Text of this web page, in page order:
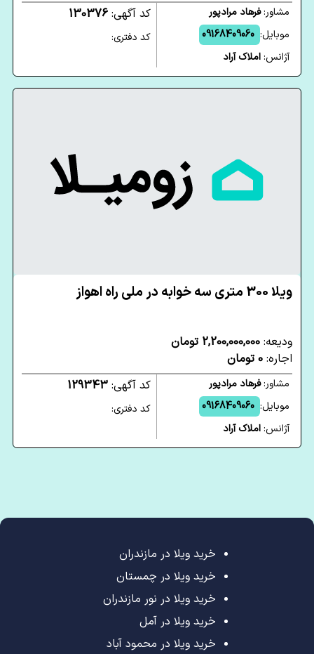
مشاور:فرهاد مرادپور
موبایل: 09168409060
آژانس:املاک آراد
کد آگهی: 130376
کد دفتری:
ویلا 300 متری سه خوابه در ملی راه اهواز
ودیعه: 2,200,000,000 تومان
اجاره: 0 تومان
مشاور:فرهاد مرادپور
موبایل: 09168409060
آژانس:املاک آراد
کد آگهی: 129343
کد دفتری:
خرید ویلا در مازندران
خرید ویلا در چمستان
خرید ویلا در نور مازندران
خرید ویلا در آمل
خرید ویلا در محمود آباد